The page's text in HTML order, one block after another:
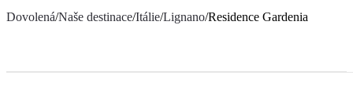
Dovolená/Naše destinace/Itálie/Lignano/Residence Gardenia